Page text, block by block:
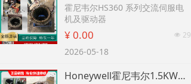
霍尼韦尔HS360 系列交流伺服电
机及驱动器
넶 29
¥ 0.00
2026-05-18
Honeywell霍尼韦尔1.5KW伺服电机HSME-130SP150A25SAYY